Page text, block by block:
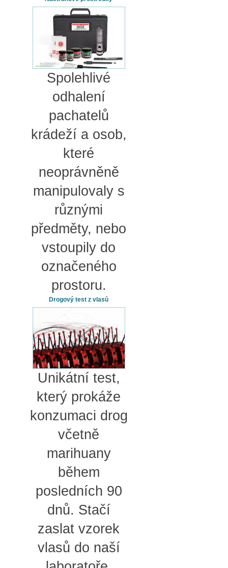
Spolehlivé
odhalení
pachatelů
krádeží a osob,
které
neoprávněně
manipulovaly s
různými
předměty, nebo
vstoupily do
označeného
prostoru.
Drogový test z vlasů
Unikátní test,
který prokáže
konzumaci drog
včetně
marihuany
během
posledních 90
dnů. Stačí
zaslat vzorek
vlasů do naší